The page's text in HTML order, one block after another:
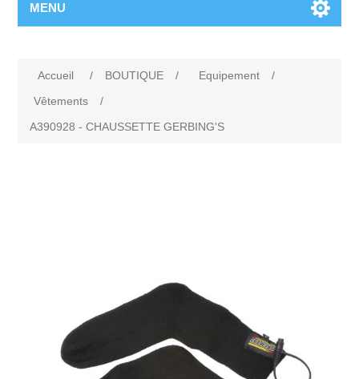
MENU
Accueil / BOUTIQUE / Equipement
/
Vêtements
/
A390928 - CHAUSSETTE GERBING'S